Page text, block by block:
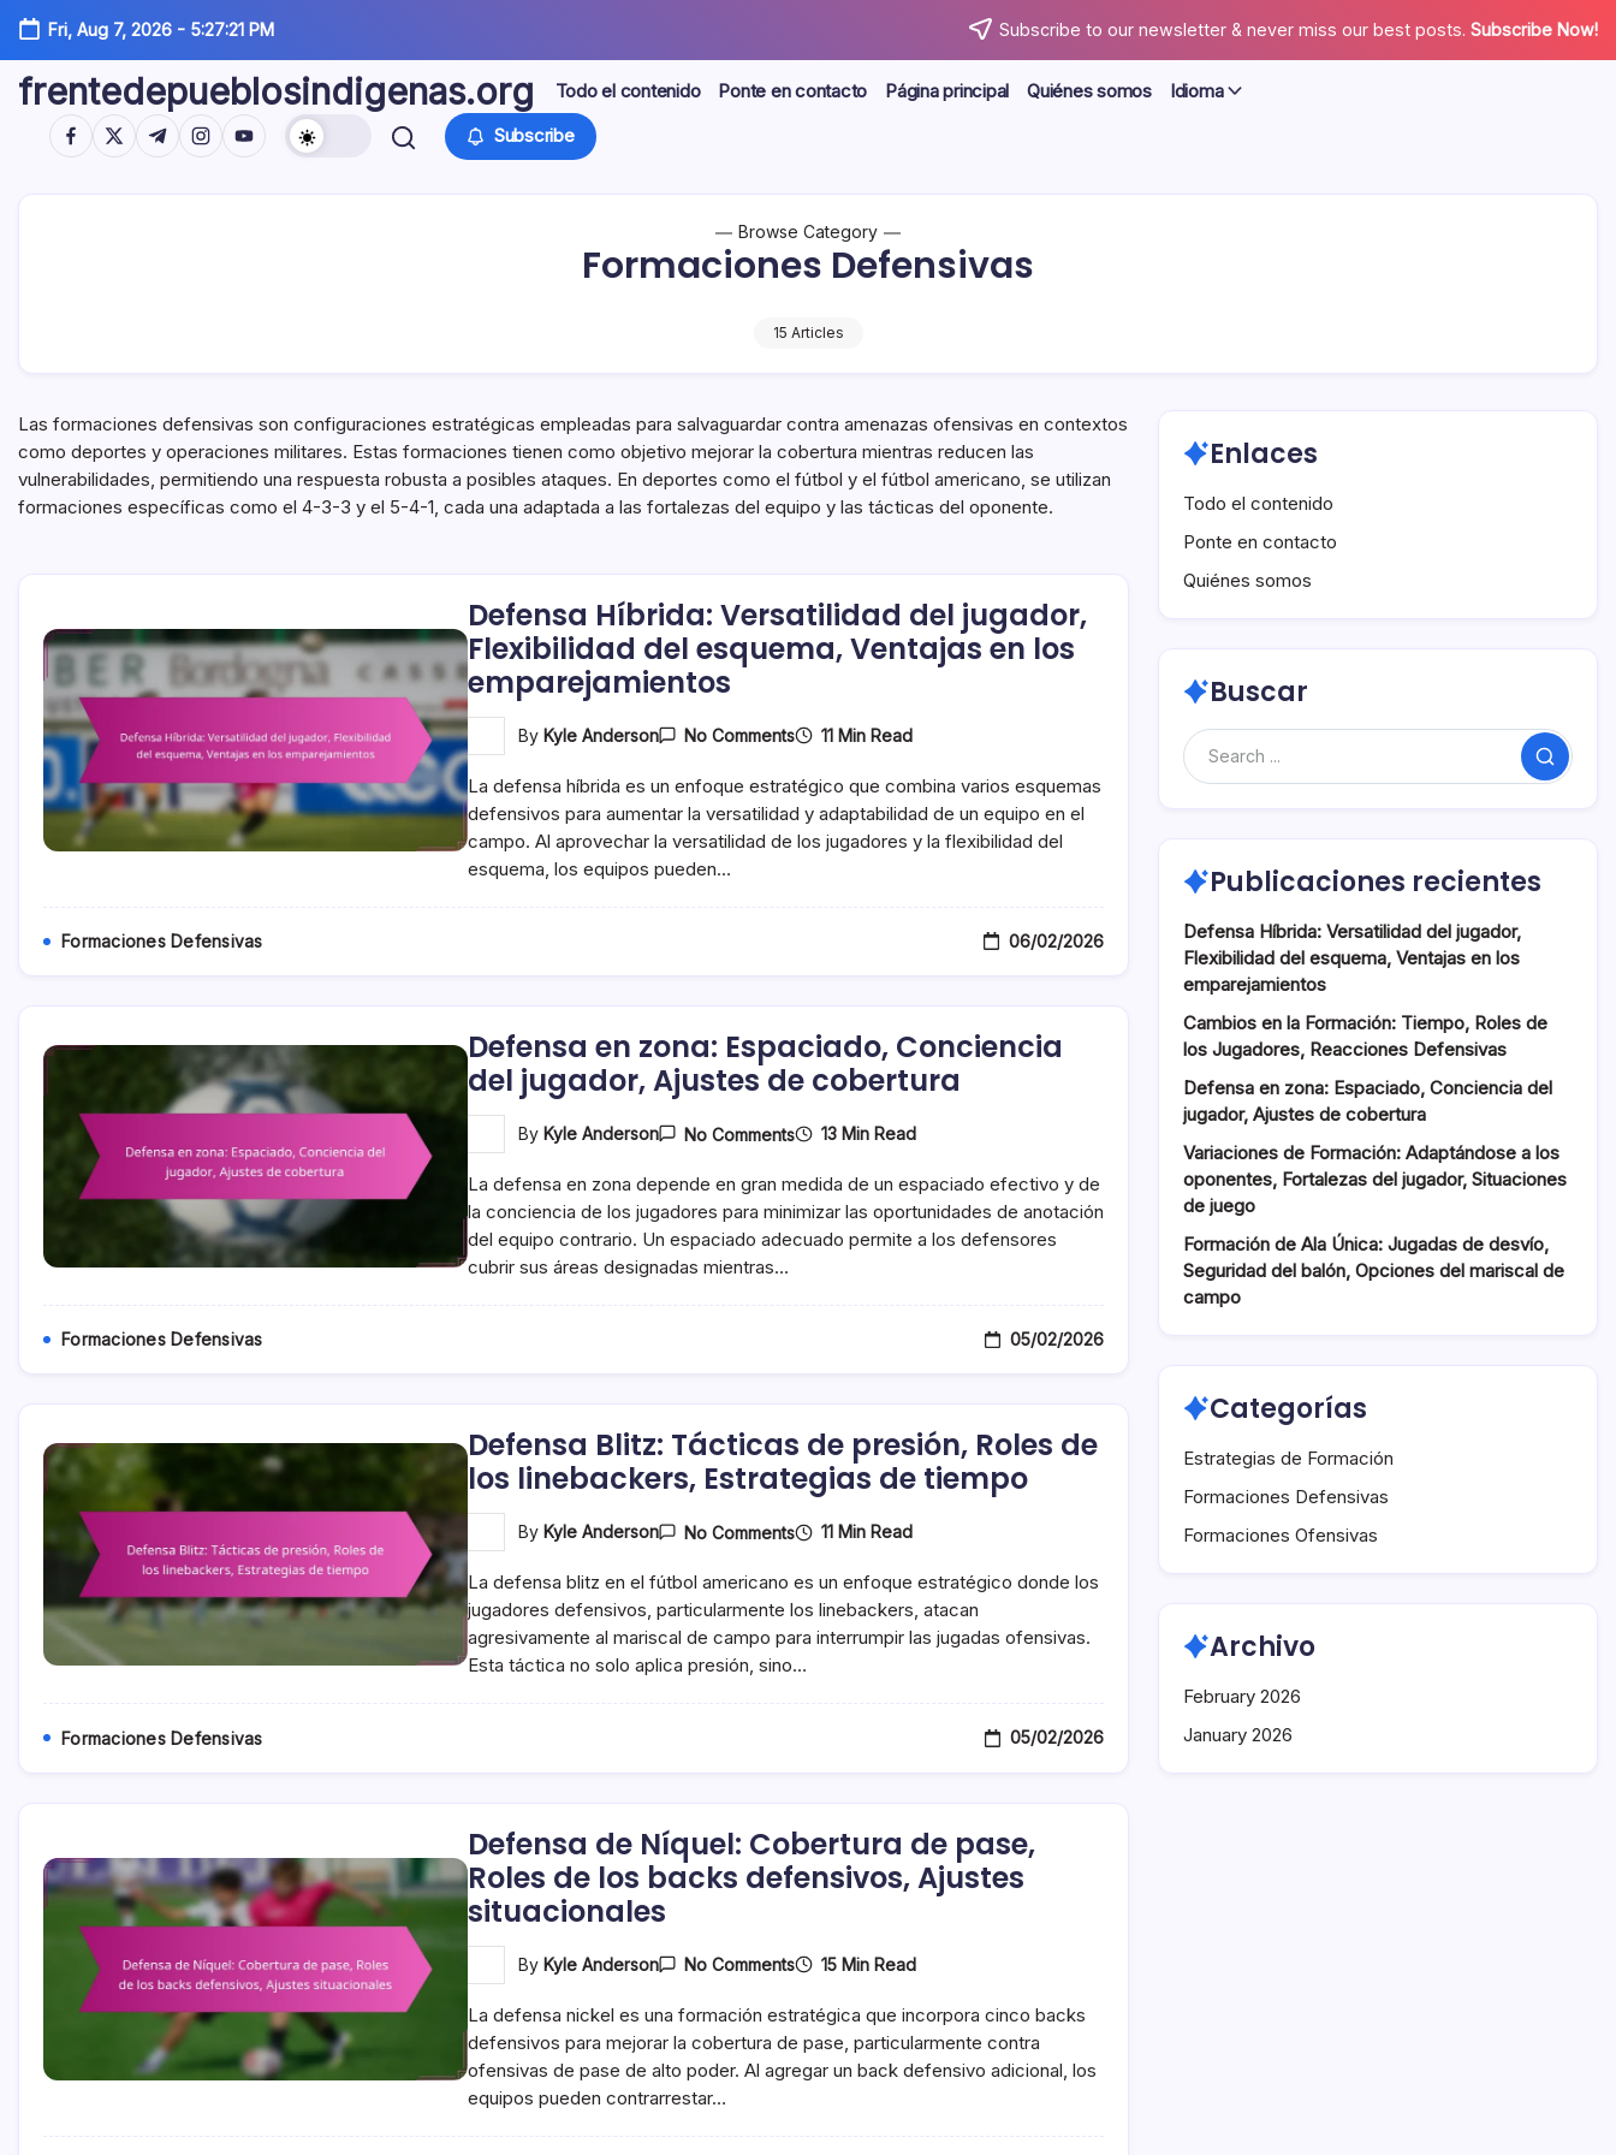
Skip
content
Fri, Aug 7, 2026- 5:27:23 PM Subscribe to our newsletter & never miss our best posts. Subscribe Now!
frentedepueblosindigenas.org Todo el contenido Ponte en contacto Página principal Quiénes somos
Idioma
https://www.facebook.com/
https://twitter.com/
https://t.me/
https://www.instagram.com/
https://youtube.com/ Subscribe
Browse Category
Formaciones Defensivas
15 Articles
Las formaciones defensivas son configuraciones estratégicas empleadas para salvaguardar contra amenazas ofensivas en contextos
como deportes y operaciones militares. Estas formaciones tienen como objetivo mejorar la cobertura mientras reducen las
vulnerabilidades, permitiendo una respuesta robusta a posibles ataques. En deportes como el fútbol y el fútbol americano, se utilizan
formaciones específicas como el 4-3-3 y el 5-4-1, cada una adaptada a las fortalezas del equipo y las tácticas del oponente.
Defensa Híbrida: Versatilidad del jugador,
Flexibilidad del esquema, Ventajas en los
emparejamientos
By Kyle Anderson No CommentsOn
Versatilidad
Del
Jugador,
Flexibilidad
11 Min Read
La defensa híbrida es un enfoque estratégico que combina varios esquemas
defensivos para aumentar la versatilidad y adaptabilidad de un equipo en el
campo. Al aprovechar la versatilidad de los jugadores y la flexibilidad del
esquema, los equipos pueden…
Formaciones Defensivas 06/02/2026
Defensa en zona: Espaciado, Conciencia
del jugador, Ajustes de cobertura
By Kyle Anderson No CommentsOn
Zona:
Espaciado,
Conciencia
Del
13 Min Read
La defensa en zona depende en gran medida de un espaciado efectivo y de
la conciencia de los jugadores para minimizar las oportunidades de anotación
del equipo contrario. Un espaciado adecuado permite a los defensores
cubrir sus áreas designadas mientras…
Formaciones Defensivas 05/02/2026
Defensa Blitz: Tácticas de presión, Roles de
los linebackers, Estrategias de tiempo
By Kyle Anderson No CommentsOn
Tácticas
De
Presión,
Roles
De
11 Min Read
La defensa blitz en el fútbol americano es un enfoque estratégico donde los
jugadores defensivos, particularmente los linebackers, atacan
agresivamente al mariscal de campo para interrumpir las jugadas ofensivas.
Esta táctica no solo aplica presión, sino…
Formaciones Defensivas 05/02/2026
Defensa de Níquel: Cobertura de pase,
Roles de los backs defensivos, Ajustes
situacionales
By Kyle Anderson No CommentsOn
Níquel:
Cobertura
De
Pase,
15 Min Read
La defensa nickel es una formación estratégica que incorpora cinco backs
defensivos para mejorar la cobertura de pase, particularmente contra
ofensivas de pase de alto poder. Al agregar un back defensivo adicional, los
equipos pueden contrarrestar…
Enlaces
Todo el contenido
Ponte en contacto
Quiénes somos
Buscar
Search
Publicaciones recientes
Defensa Híbrida: Versatilidad del jugador,
Flexibilidad del esquema, Ventajas en los
emparejamientos
Cambios en la Formación: Tiempo, Roles de
los Jugadores, Reacciones Defensivas
Defensa en zona: Espaciado, Conciencia del
jugador, Ajustes de cobertura
Variaciones de Formación: Adaptándose a los
oponentes, Fortalezas del jugador, Situaciones
de juego
Formación de Ala Única: Jugadas de desvío,
Seguridad del balón, Opciones del mariscal de
campo
Categorías
Estrategias de Formación
Formaciones Defensivas
Formaciones Ofensivas
Archivo
February 2026
January 2026